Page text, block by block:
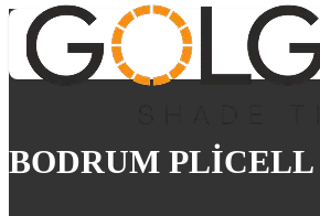
BODRUM PLICELL